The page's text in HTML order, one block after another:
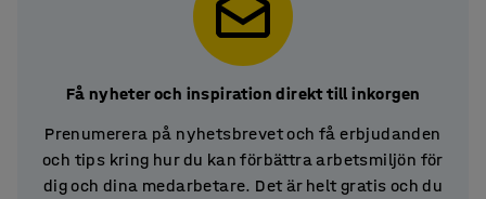
Få nyheter och inspiration direkt till inkorgen
Prenumerera på nyhetsbrevet och få erbjudanden
och tips kring hur du kan förbättra arbetsmiljön för
dig och dina medarbetare. Det är helt gratis och du